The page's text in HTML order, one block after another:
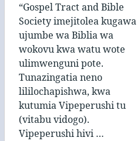
“Gospel Tract and Bible
Society imejitolea kugawa
ujumbe wa Biblia wa
wokovu kwa watu wote
ulimwenguni pote.
Tunazingatia neno
lililochapishwa, kwa
kutumia Vipeperushi tu
(vitabu vidogo).
Vipeperushi hivi …